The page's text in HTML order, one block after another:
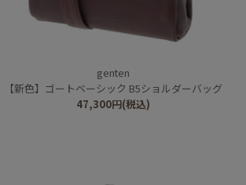
genten
【新色】ゴートベーシック B5ショルダーバッグ
47,300円(税込)